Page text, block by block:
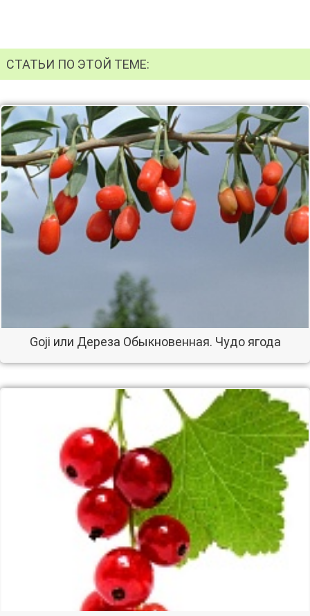
СТАТЬИ ПО ЭТОЙ ТЕМЕ:
Goji или Дереза Обыкновенная. Чудо ягода